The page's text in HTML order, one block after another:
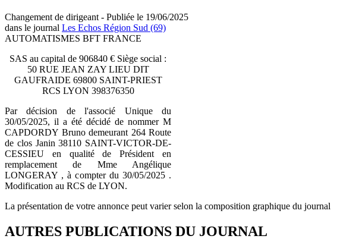
Changement de dirigeant - Publiée le 19/06/2025
dans le journal Les Echos Région Sud (69)
AUTOMATISMES BFT FRANCE
SAS au capital de 906840 € Siège social :
50 RUE JEAN ZAY LIEU DIT
GAUFRAIDE 69800 SAINT-PRIEST
RCS LYON 398376350
Par décision de l'associé Unique du
30/05/2025, il a été décidé de nommer M
CAPDORDY Bruno demeurant 264 Route
de clos Janin 38110 SAINT-VICTOR-DE-
CESSIEU en qualité de Président en
remplacement de Mme Angélique
LONGERAY , à compter du 30/05/2025 .
Modification au RCS de LYON.
La présentation de votre annonce peut varier selon la composition graphique du journal
AUTRES PUBLICATIONS DU JOURNAL